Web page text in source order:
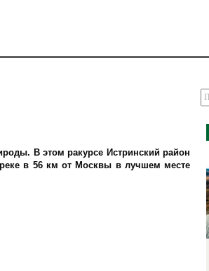
В этом ракурсе Истринский район
в 56 км от Москвы в лучшем месте